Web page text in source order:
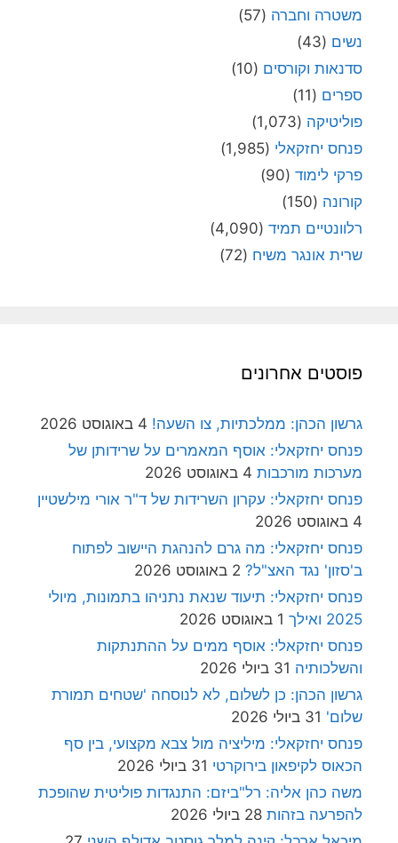
משטרה וחברה (57)
נשים (43)
סדנאות וקורסים (10)
ספרים (11)
פוליטיקה (1,073)
פנחס יחזקאלי (1,985)
פרקי לימוד (90)
קורונה (150)
רלוונטיים תמיד (4,090)
שרית אונגר משיח (72)
פוסטים אחרונים
גרשון הכהן: ממלכתיות, צו השעה! 4 באוגוסט 2026
פנחס יחזקאלי: אוסף המאמרים על שרידותן של
מערכות מורכבות 4 באוגוסט 2026
פנחס יחזקאלי: עקרון השרידות של ד"ר אורי מילשטיין
4 באוגוסט 2026
פנחס יחזקאלי: מה גרם להנהגת היישוב לפתוח
ב'סזון' נגד האצ"ל? 2 באוגוסט 2026
פנחס יחזקאלי: תיעוד שנאת נתניהו בתמונות, מיולי
2025 ואילך
1 באוגוסט 2026
פנחס יחזקאלי: אוסף ממים על ההתנתקות
והשלכותיה 31 ביולי 2026
גרשון הכהן: כן לשלום, לא לנוסחה 'שטחים תמורת
שלום' 31 ביולי 2026
פנחס יחזקאלי: מיליציה מול צבא מקצועי, בין סף
הכאוס לקיפאון בירוקרטי 31 ביולי 2026
משה כהן אליה: רל"ביזם: התנגדות פוליטית שהופכת
להפרעה בזהות 28 ביולי 2026